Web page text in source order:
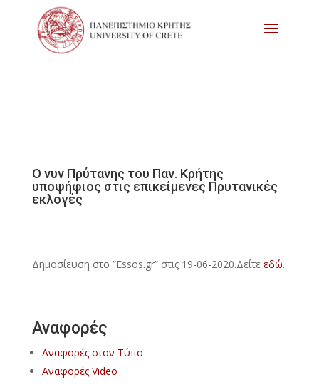
Ο νυν Πρύτανης του Παν. Κρήτης
υποψήφιος στις επικείμενες Πρυτανικές
εκλογές
Δημοσίευση στο ”Essos.gr” στις 19-06-2020.Δείτε εδώ.
Αναφορές
Αναφορές στον Τύπο
Αναφορές Video